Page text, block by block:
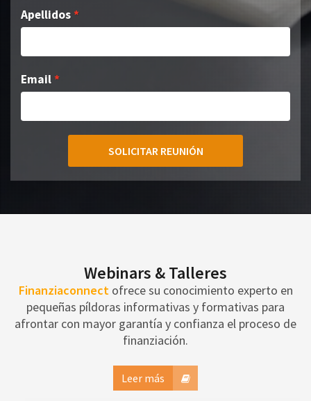
Apellidos
Email
SOLICITAR REUNIÓN
Webinars & Talleres
Finanziaconnectofrece su conocimiento experto en
pequeñas píldoras informativas y formativas para
afrontar con mayor garantía y confianza el proceso de
finanziación.
Leer más